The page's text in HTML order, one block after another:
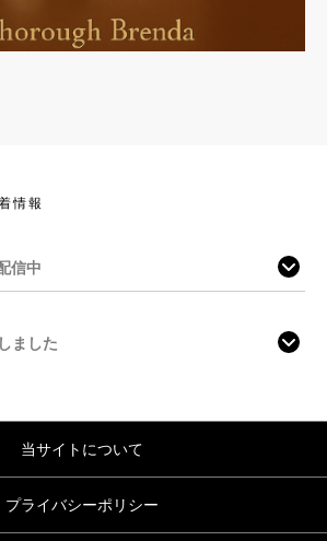
情報
信中
ました
当サイトについて
プライバシーポリシー